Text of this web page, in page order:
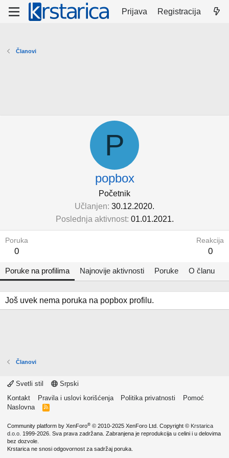
Prijava Registracija
Članovi
P
popbox
Početnik
Učlanjen 30.12.2020.
Poslednja aktivnost 01.01.2021.
Poruka
0
Reakcija
0
Poruke na profilima Najnovije aktivnosti Poruke O članu
Još uvek nema poruka na popbox profilu.
Članovi
Svetli stil
Srpski
Kontakt
Pravila i uslovi korišćenja Politika privatnosti
Pomoć
Naslovna
R
Community platform by XenForo® © 2010-2025 XenForo Ltd. Copyright © Krstarica
d.o.o. 1999-2026. Sva prava zadržana. Zabranjena je reprodukcija u celini i u delovima
bez dozvole.
Krstarica ne snosi odgovornost za sadržaj poruka.